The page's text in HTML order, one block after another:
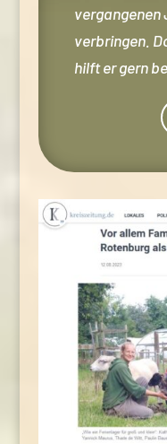
vergangenen
verbringen.
hilft er gern